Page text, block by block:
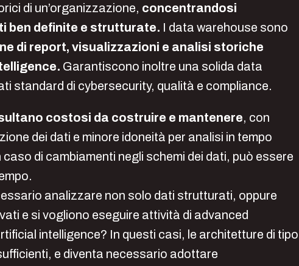
di un’organizzazione, concentrandosi
ben definite e strutturate. I data warehouse sono
di report, visualizzazioni e analisi storiche
Garantiscono inoltre una solida data
standard di cybersecurity, qualità e compliance.
costosi da costruire e mantenere, con
dei dati e minore idoneità per analisi in tempo
di cambiamenti negli schemi dei dati, può essere
analizzare non solo dati strutturati, oppure
e si vogliono eseguire attività di advanced
intelligence? In questi casi, le architetture di tipo
e diventa necessario adottare